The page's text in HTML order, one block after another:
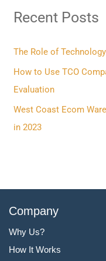
c
f
o
r
:
Recent Posts
The Role of
How to Use TCO
Evaluation
West Coast Ecom
in 2023
Company
Why Us?
How It Works